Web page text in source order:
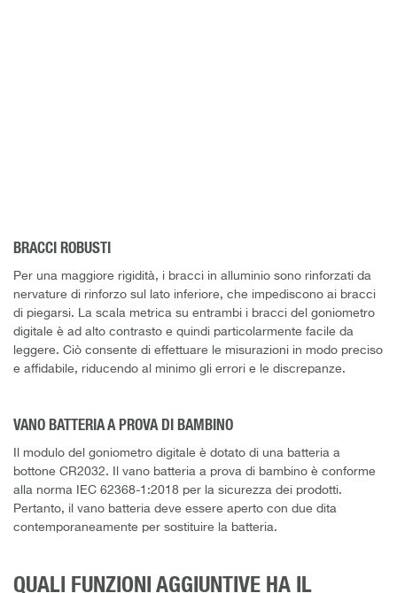
BRACCI ROBUSTI
Per una maggiore rigidità, i bracci in alluminio sono rinforzati da
nervature di rinforzo sul lato inferiore, che impediscono ai bracci
di piegarsi. La scala metrica su entrambi i bracci del goniometro
digitale è ad alto contrasto e quindi particolarmente facile da
leggere. Ciò consente di effettuare le misurazioni in modo preciso
e affidabile, riducendo al minimo gli errori e le discrepanze.
VANO BATTERIA A PROVA DI BAMBINO
Il modulo del goniometro digitale è dotato di una batteria a
bottone CR2032. Il vano batteria a prova di bambino è conforme
alla norma IEC 62368-1:2018 per la sicurezza dei prodotti.
Pertanto, il vano batteria deve essere aperto con due dita
contemporaneamente per sostituire la batteria.
QUALI FUNZIONI AGGIUNTIVE HA IL